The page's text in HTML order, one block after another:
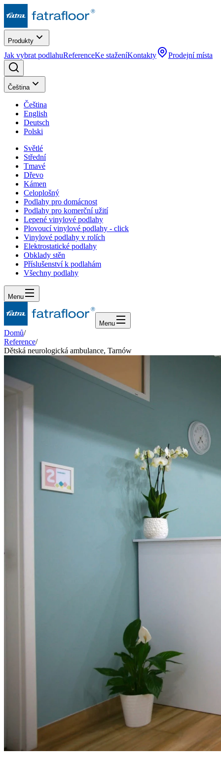
Produkty
Jak vybrat podlahuReferenceKe staženíKontakty Prodejní místa
Čeština
Čeština
English
Deutsch
Polski
Světlé
Střední
Tmavé
Dřevo
Kámen
Celoplošný
Podlahy pro domácnost
Podlahy pro komerční užití
Lepené vinylové podlahy
Plovoucí vinylové podlahy - click
Vinylové podlahy v rolích
Elektrostatické podlahy
Obklady stěn
Příslušenství k podlahám
Všechny podlahy
Menu
Menu
Domů/
Reference/
Dětská neurologická ambulance, Tarnów